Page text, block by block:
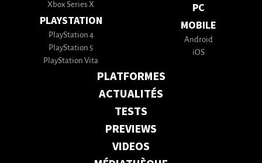
Xbox Series X
PLAYSTATION
PlayStation 4
PlayStation 5
PlayStation Vita
PC
MOBILE
Android
iOS
PLATFORMES
ACTUALITÉS
TESTS
PREVIEWS
VIDEOS